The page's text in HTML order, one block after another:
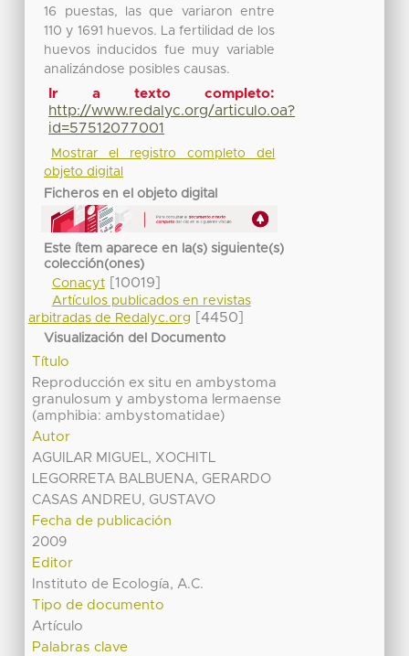
16 puestas, las que variaron entre
110 y 1691 huevos. La fertilidad de los
huevos inducidos fue muy variable
analizándose posibles causas.
Ir a texto completo:
http://www.redalyc.org/articulo.oa?
id=57512077001
Mostrar el registro completo del
objeto digital
Ficheros en el objeto digital
Este ítem aparece en la(s) siguiente(s)
colección(ones)
Conacyt[10019]
Artículos publicados en revistas
arbitradas de Redalyc.org
[4450]
Visualización del Documento
Título
Reproducción ex situ en ambystoma
granulosum y ambystoma lermaense
(amphibia: ambystomatidae)
Autor
AGUILAR MIGUEL, XOCHITL
LEGORRETA BALBUENA, GERARDO
CASAS ANDREU, GUSTAVO
Fecha de publicación
2009
Editor
Instituto de Ecología, A.C.
Tipo de documento
Artículo
Palabras clave